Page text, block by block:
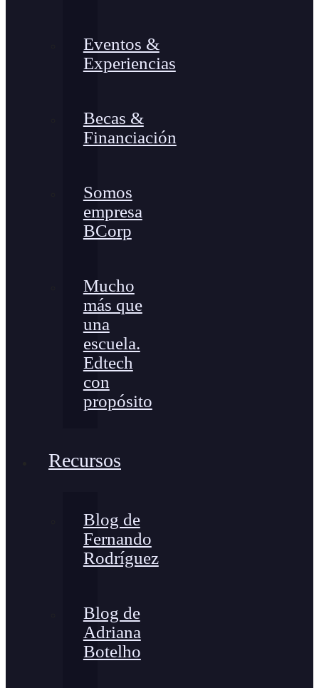
Eventos &
Experiencias
Becas &
Financiación
Somos
empresa
BCorp
Mucho
más que
una
escuela.
Edtech
con
propósito
Recursos
Blog de
Fernando
Rodríguez
Blog de
Adriana
Botelho